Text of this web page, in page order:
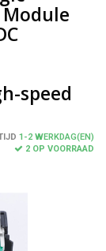
speed
1-2 WERKDAG(EN)
2 OP VOORRAAD